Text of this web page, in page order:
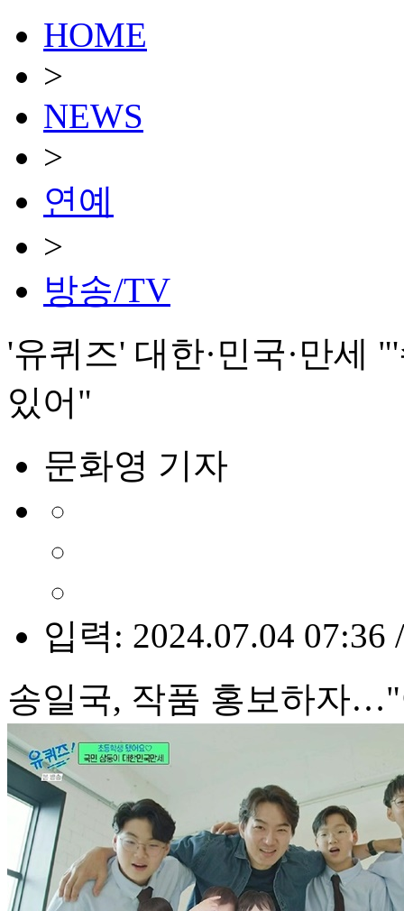
HOME
>
NEWS
>
연예
>
방송/TV
'유퀴즈' 대한·민국·만세
있어"
문화영 기자
입력: 2024.07.04 07:36
송일국, 작품 홍보하자